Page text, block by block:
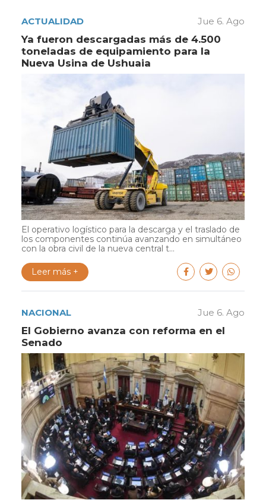
ACTUALIDAD Jue 6. Ago
Ya fueron descargadas más de 4.500
toneladas de equipamiento para la
Nueva Usina de Ushuaia
El operativo logístico para la descarga y el traslado de
los componentes continúa avanzando en simultáneo
con la obra civil de la nueva central t...
Leer más +
NACIONAL Jue 6. Ago
El Gobierno avanza con reforma en el
Senado